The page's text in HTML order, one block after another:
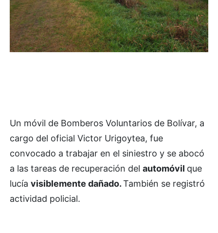
Un móvil de Bomberos Voluntarios de Bolívar, a
cargo del oficial Victor Urigoytea, fue
convocado a trabajar en el siniestro y se abocó
a las tareas de recuperación del automóvil que
lucía visiblemente dañado.También se registró
actividad policial.